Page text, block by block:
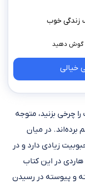
زندگی خوب
خیالی
چرخی بزنید، متوجه
در میان
زیادی دارد و در
در این کتاب
و پیوسته در رسیدن